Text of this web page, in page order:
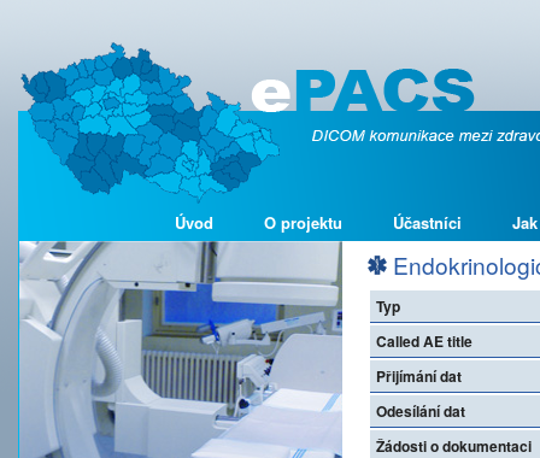
Úvod O projektu Účastníci
Typ
Called AE title
Přijímání dat
Odesílání dat
Žádosti o dokumentaci